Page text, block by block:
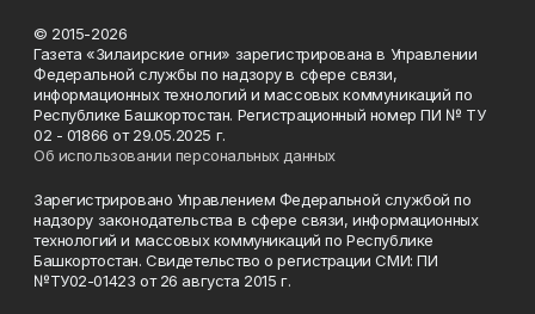
© 2015-2026
Газета «Зилаирские огни» зарегистрирована в Управлении
Федеральной службы по надзору в сфере связи,
информационных технологий и массовых коммуникаций по
Республике Башкортостан. Регистрационный номер ПИ № ТУ
02 - 01866 от 29.05.2025 г.
Об использовании персональных данных
Зарегистрировано Управлением Федеральной службой по
надзору законодательства в сфере связи, информационных
технологий и массовых коммуникаций по Республике
Башкортостан. Свидетельство о регистрации СМИ: ПИ
№ТУ02-01423 от 26 августа 2015 г.